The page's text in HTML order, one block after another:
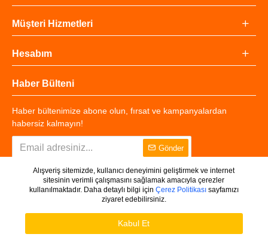
Müşteri Hizmetleri
Hesabım
Haber Bülteni
Haber bültenimize abone olun, fırsat ve kampanyalardan
habersiz kalmayın!
Gönder
Copyright © 2025 - Tüm Hakları Saklıdır.
Alışveriş sitemizde, kullanıcı deneyimini geliştirmek ve internet
sitesinin verimli çalışmasını sağlamak amacıyla çerezler
kullanılmaktadır. Daha detaylı bilgi için Çerez Politikasısayfamızı
ziyaret edebilirsiniz.
Kabul Et
Ürünleri Filtrele